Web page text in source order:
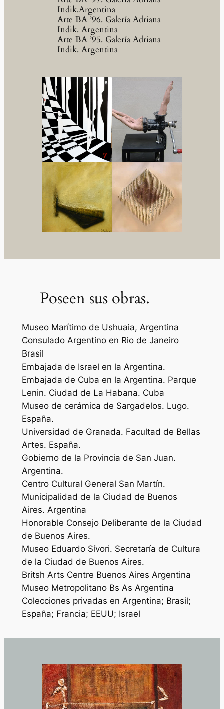
Indik.Argentina
Arte BA ’96. Galería Adriana
Indik. Argentina
Arte BA ’95. Galería Adriana
Indik. Argentina
Poseen sus obras.
Museo Marítimo de Ushuaia, Argentina
Consulado Argentino en Rio de Janeiro
Brasil
Embajada de Israel en la Argentina.
Embajada de Cuba en la Argentina. Parque
Lenin. Ciudad de La Habana. Cuba
Museo de cerámica de Sargadelos. Lugo.
España.
Universidad de Granada. Facultad de Bellas
Artes. España.
Gobierno de la Provincia de San Juan.
Argentina.
Centro Cultural General San Martín.
Municipalidad de la Ciudad de Buenos
Aires. Argentina
Honorable Consejo Deliberante de la Ciudad
de Buenos Aires.
Museo Eduardo Sívori. Secretaría de Cultura
de la Ciudad de Buenos Aires.
Britsh Arts Centre Buenos Aires Argentina
Museo Metropolitano Bs As Argentina
Colecciones privadas en Argentina; Brasil;
España; Francia; EEUU; Israel